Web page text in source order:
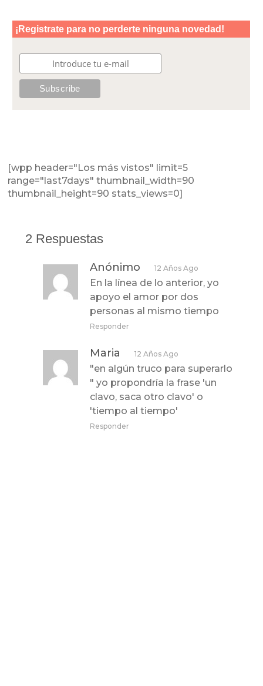
[wpp header="Los más vistos" limit=5
range="last7days" thumbnail_width=90
thumbnail_height=90 stats_views=0]
2 Respuestas
Anónimo 12 Años Ago
En la línea de lo anterior, yo
apoyo el amor por dos
personas al mismo tiempo
Responder
Maria 12 Años Ago
"en algún truco para superarlo
" yo propondría la frase 'un
clavo, saca otro clavo' o
'tiempo al tiempo'
Responder